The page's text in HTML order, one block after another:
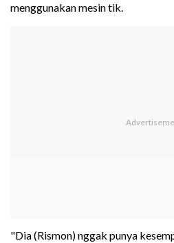
menggunakan mesin tik.
"Dia (Rismon) nggak punya